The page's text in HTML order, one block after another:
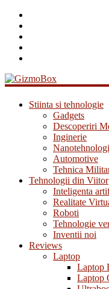
GizmoBox
Stiinta si tehnologie
Gadgets
Descoperiri
Inginerie
Automotive
Tehnica
Tehnologii din Viitor
Inteligenta
Realitate
Roboti
Tehnologie
Inventii noi
Reviews
Laptop
Laptop
Laptop